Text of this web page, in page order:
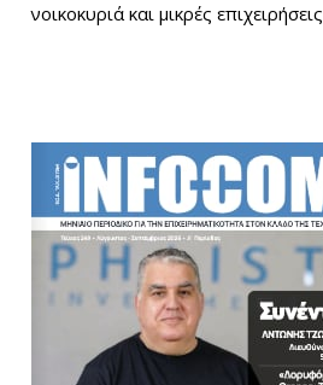
νοικοκυριά και μικρές επιχειρήσεις